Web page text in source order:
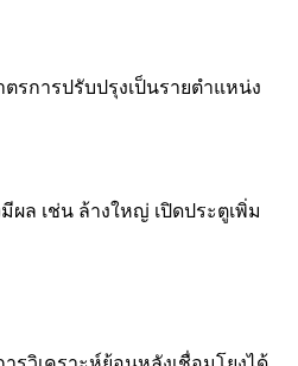
รการปรับปรุงเป็นรายตำแหน่ง
ผล เช่น ล้างใหญ่ เปิดประตูเพิ่ม